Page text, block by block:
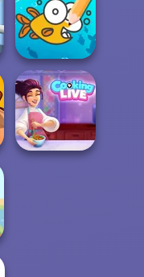
Cute Coloring
Games